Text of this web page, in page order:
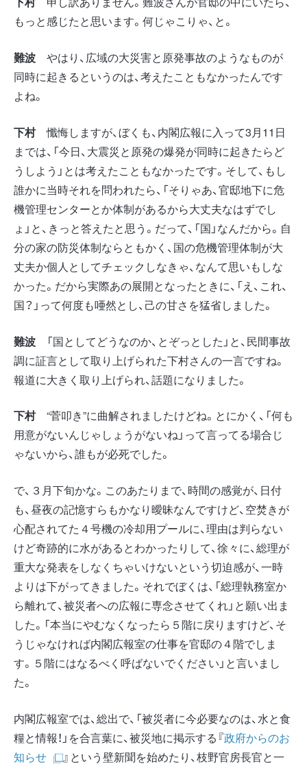
もっと感じたと思います。何じゃこりゃ、と。
難波 やはり、広域の大災害と原発事故のようなものが
同時に起きるというのは、考えたこともなかったんです
よね。
下村懺悔しますが、ぼくも、内閣広報に入って3月11日
までは、「今日、大震災と原発の爆発が同時に起きたらど
うしよう」とは考えたこともなかったです。そして、もし
誰かに当時それを問われたら、「そりゃあ、官邸地下に危
機管理センターとか体制があるから大丈夫なはずでし
ょ」と、きっと答えたと思う。だって、「国」なんだから。自
分の家の防災体制ならともかく、国の危機管理体制が大
丈夫か個人としてチェックしなきゃ、なんて思いもしな
かった。だから実際あの展開となったときに、「え、これ、
国？」って何度も唖然とし、己の甘さを猛省しました。
難波 「国としてどうなのか、とぞっとした」と、民間事故
調に証言として取り上げられた下村さんの一言ですね。
報道に大きく取り上げられ、話題になりました。
下村“菅叩き”に曲解されましたけどね。とにかく、「何も
用意がないんじゃしょうがないね」って言ってる場合じ
ゃないから、誰もが必死でした。
で、３月下旬かな。このあたりまで、時間の感覚が、日付
も、昼夜の記憶すらもかなり曖昧なんですけど、空焚きが
心配されてた４号機の冷却用プールに、理由は判らない
けど奇跡的に水があるとわかったりして、徐々に、総理が
重大な発表をしなくちゃいけないという切迫感が、一時
よりは下がってきました。それでぼくは、「総理執務室か
ら離れて、被災者への広報に専念させてくれ」と願い出ま
した。「本当にやむなくなったら５階に戻りますけど、そ
うじゃなければ内閣広報室の仕事を官邸の４階でしま
す。５階にはなるべく呼ばないでください」と言いまし
た。
内閣広報室では、総出で、「被災者に今必要なのは、水と食
糧と情報！」を合言葉に、被災地に掲示する『政府からのお
知らせ
』という壁新聞を始めたり、枝野官房長官と一